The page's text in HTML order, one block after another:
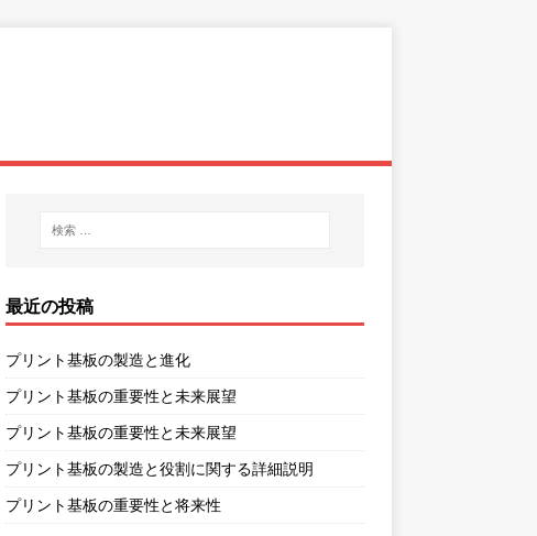
最近の投稿
プリント基板の製造と進化
プリント基板の重要性と未来展望
プリント基板の重要性と未来展望
プリント基板の製造と役割に関する詳細説明
プリント基板の重要性と将来性